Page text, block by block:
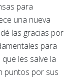
para
una nueva
las gracias por
para
les salve la
puntos por sus